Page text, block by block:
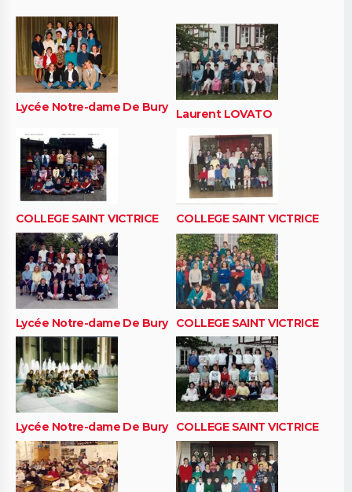
Lycée Notre-dame De Bury Laurent LOVATO
COLLEGE SAINT VICTRICE COLLEGE SAINT VICTRICE
Lycée Notre-dame De Bury COLLEGE SAINT VICTRICE
Lycée Notre-dame De Bury COLLEGE SAINT VICTRICE